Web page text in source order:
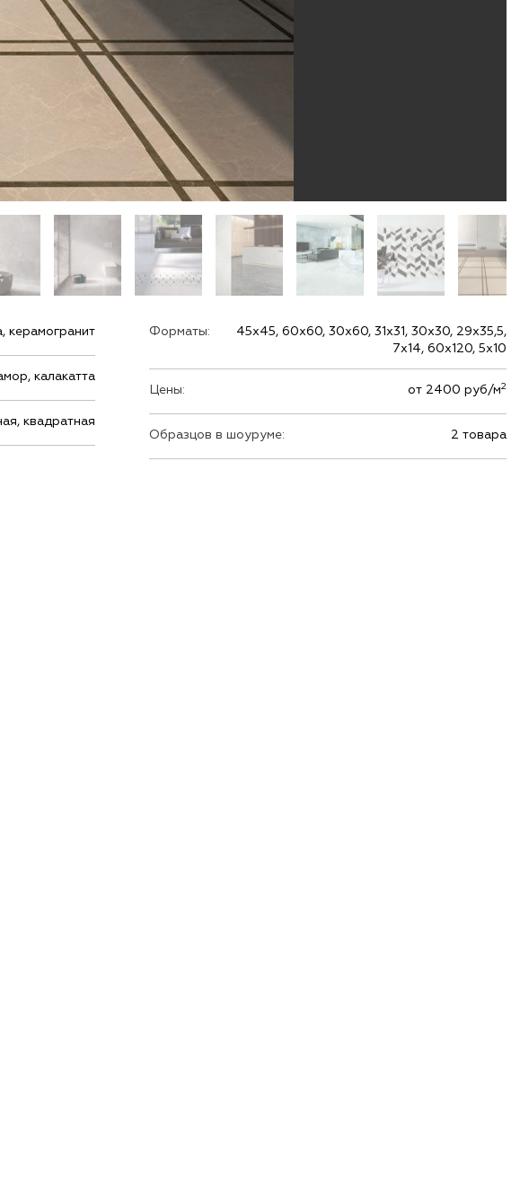
керамогранит
калакатта
квадратная
Форматы:
45х45, 60х60, 30х60, 31х31, 30х30, 29х35,5,
7х14, 60х120, 5х10
Цены: от 2400 руб/м2
Образцов в шоуруме: 2 товара